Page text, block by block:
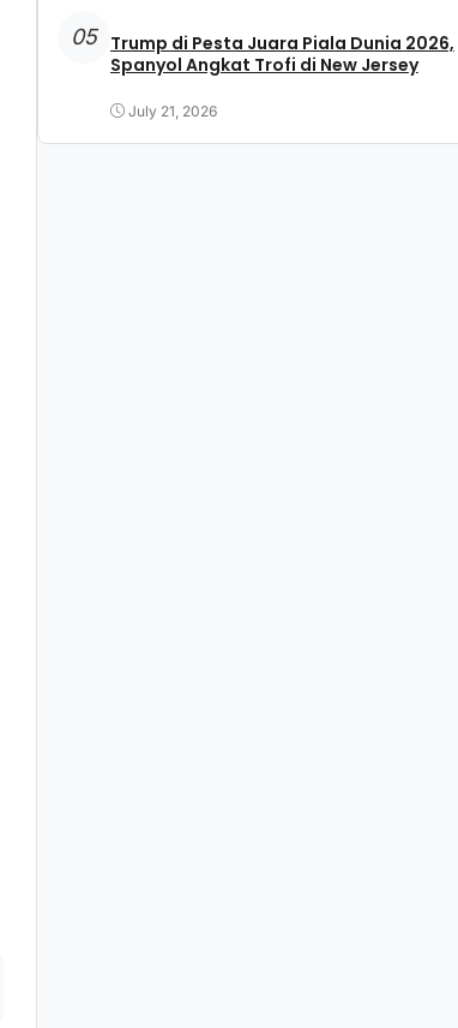
05
Trump di Pesta Juara Piala Dunia 2026,
Spanyol Angkat Trofi di New Jersey
July 21, 2026